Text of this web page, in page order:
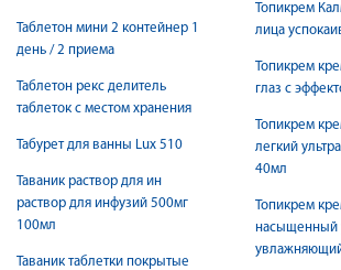
Таблетон мини 2 контейнер 1
день / 2 приема
Таблетон рекс делитель
таблеток с местом хранения
Табурет для ванны Lux 510
Таваник раствор для ин
раствор для инфузий 500мг
100мл
Таваник таблетки покрытые
Топикрем
лица
Топикрем
глаз с
Топикрем
легкий
40мл
Топикрем
насыщенный